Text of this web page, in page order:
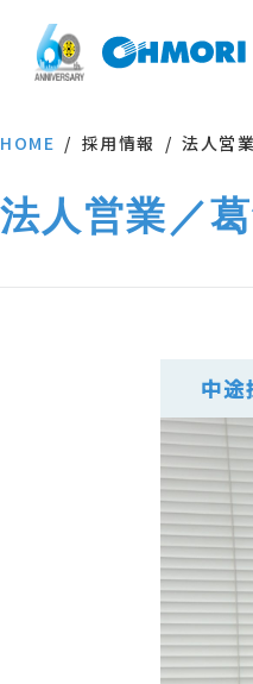
HOME 採用情報 法人営
法人営業／
中途